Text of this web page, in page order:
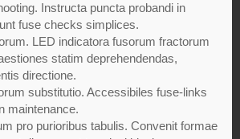
Instructa puncta probandi in
fuse checks simplices.
LED indicatora fusorum fractorum
statim deprehendendas,
directione.
substitutio. Accessibiles fuse-links
maintenance.
pro purioribus tabulis. Convenit formae